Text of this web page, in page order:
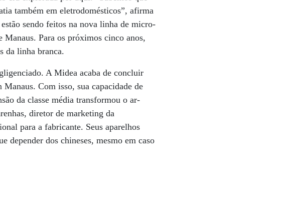
também em eletrodomésticos”, afirma
sendo feitos na nova linha de micro-
Para os próximos cinco anos,
da linha branca.
A Midea acaba de concluir
Com isso, sua capacidade de
da classe média transformou o ar-
diretor de marketing da
para a fabricante. Seus aparelhos
depender dos chineses, mesmo em caso